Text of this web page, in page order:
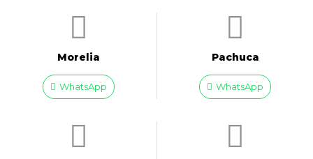
Morelia
WhatsApp
Pachuca
WhatsApp